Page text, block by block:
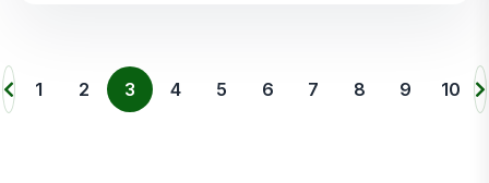
1 2 3 4 5 6 7 8 9 10